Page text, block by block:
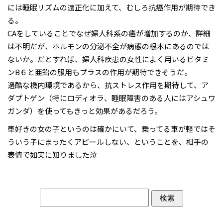
には睡眠リズムの適正化に加えて、むしろ抗癌作用が期待でき
る。
CAをしていることでなぜ婦人科系の癌が増加するのか、詳細
は不明だが、ホルモンの分泌不全が病態の根本にあるのでは
ないか。だとすれば、婦人科疾患の女性によく用いるビタミ
ンB６と亜鉛の服用もプラスの作用が期待できそうだ。
過酷な機内環境であるから、抗ストレス作用を期待して、ア
ダプトゲン（特にロディオラ、睡眠障害のある人にはアシュワ
ガンダ）を使ってもきっと効果があるだろう。
車好きの女の子というのは確かにいて、乗ってる車が軽ではそ
ういう子にまったくアピールしない、ということを、相手の
表情で如実に知りました泣